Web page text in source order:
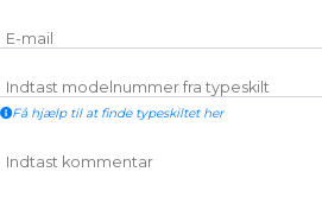
E-mail
Indtast modelnummer fra typeskilt
Få hjælp til at finde typeskiltet her
Indtast kommentar